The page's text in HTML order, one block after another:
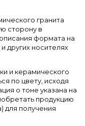
гранита
сторону в
формата на
других носителях
и керамического
по цвету, исходя
о тоне указана на
продукцию
для получения